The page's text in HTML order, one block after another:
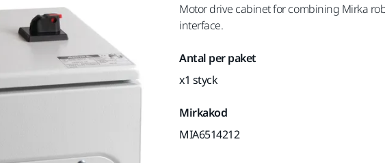
Motor drive cabinet for combining Mirka
interface.
Antal per paket
x1 styck
Mirkakod
MIA6514212